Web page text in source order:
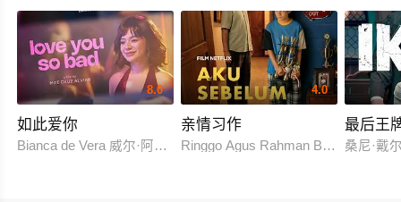
8.0
如此爱你
Bianca de Vera 威尔·阿什利·德莱昂
4.0
亲情习作
Ringgo Agus Rahman Bima Sena
最后王
桑尼·戴